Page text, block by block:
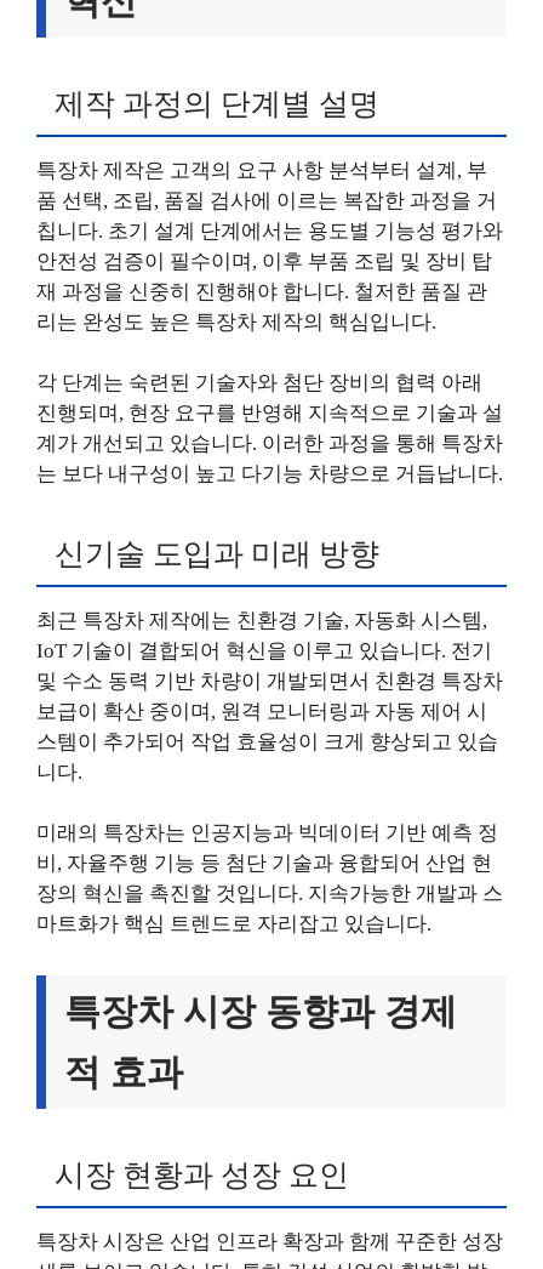
제작 과정의 단계별 설명
특장차 제작은 고객의 요구 사항 분석부터 설계, 부
품 선택, 조립, 품질 검사에 이르는 복잡한 과정을 거
칩니다. 초기 설계 단계에서는 용도별 기능성 평가와
안전성 검증이 필수이며, 이후 부품 조립 및 장비 탑
재 과정을 신중히 진행해야 합니다. 철저한 품질 관
리는 완성도 높은 특장차 제작의 핵심입니다.
각 단계는 숙련된 기술자와 첨단 장비의 협력 아래
진행되며, 현장 요구를 반영해 지속적으로 기술과 설
계가 개선되고 있습니다. 이러한 과정을 통해 특장차
는 보다 내구성이 높고 다기능 차량으로 거듭납니다.
신기술 도입과 미래 방향
최근 특장차 제작에는 친환경 기술, 자동화 시스템,
IoT 기술이 결합되어 혁신을 이루고 있습니다. 전기
및 수소 동력 기반 차량이 개발되면서 친환경 특장차
보급이 확산 중이며, 원격 모니터링과 자동 제어 시
스템이 추가되어 작업 효율성이 크게 향상되고 있습
니다.
미래의 특장차는 인공지능과 빅데이터 기반 예측 정
비, 자율주행 기능 등 첨단 기술과 융합되어 산업 현
장의 혁신을 촉진할 것입니다. 지속가능한 개발과 스
마트화가 핵심 트렌드로 자리잡고 있습니다.
특장차 시장 동향과 경제
적 효과
시장 현황과 성장 요인
특장차 시장은 산업 인프라 확장과 함께 꾸준한 성장